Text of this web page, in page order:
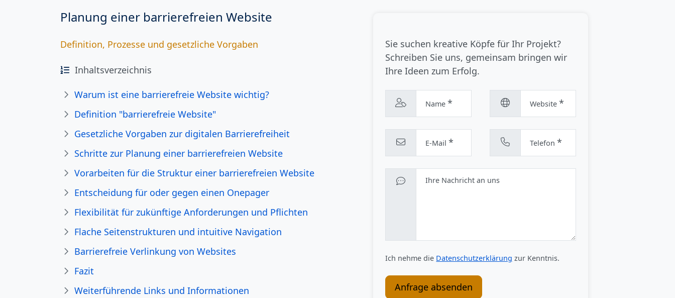
Planung einer barrierefreien Website
Definition, Prozesse und gesetzliche Vorgaben
Inhaltsverzeichnis
Warum ist eine barrierefreie Website wichtig?
Definition "barrierefreie Website"
Gesetzliche Vorgaben zur digitalen Barrierefreiheit
Schritte zur Planung einer barrierefreien Website
Vorarbeiten für die Struktur einer barrierefreien Website
Entscheidung für oder gegen einen Onepager
Flexibilität für zukünftige Anforderungen und Pflichten
Flache Seitenstrukturen und intuitive Navigation
Barrierefreie Verlinkung von Websites
Fazit
Weiterführende Links und Informationen
Sie suchen kreative Köpfe für Ihr Projekt?
Schreiben Sie uns, gemeinsam bringen wir
Ihre Ideen zum Erfolg.
Name* Website *
E-Mail* Telefon *
Ihre Nachricht an uns
Ich nehme die Datenschutzerklärung zur Kenntnis.
Anfrage absenden